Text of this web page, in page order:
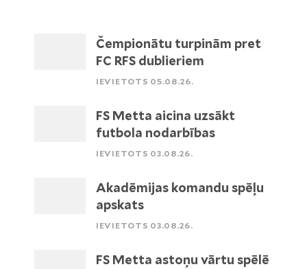
Čempionātu turpinām pret
FC RFS dublieriem
IEVIETOTS 05.08.26.
FS Metta aicina uzsākt
futbola nodarbības
IEVIETOTS 03.08.26.
Akadēmijas komandu spēļu
apskats
IEVIETOTS 03.08.26.
FS Metta astoņu vārtu spēlē